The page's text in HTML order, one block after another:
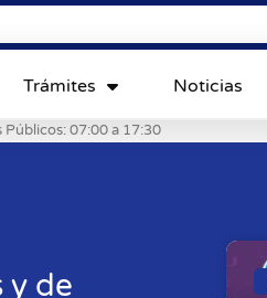
Trámites Noticias
07:00 a 17:30
y de